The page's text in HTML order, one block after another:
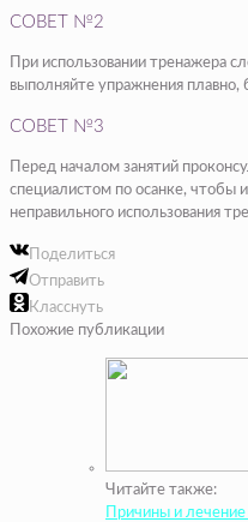
СОВЕТ №2
При использовании тренажера
выполняйте упражнения плавно,
СОВЕТ №3
Перед началом занятий
специалистом по осанке, чтобы
неправильного использования
Поделиться
Отправить
Класснуть
Похожие публикации
Читайте также:
Причины и лечение